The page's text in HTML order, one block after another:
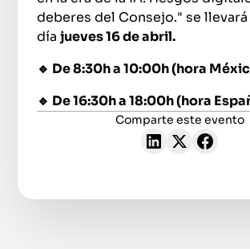
deberes del Consejo." se
díajueves 16 de abril.
🔹 De 8:30h a 10:00h (hora
🔹 De 16:30h a 18:00h (hora
Comparte este evento